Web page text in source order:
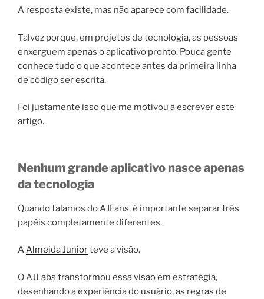
A resposta existe, mas não aparece com facilidade.
Talvez porque, em projetos de tecnologia, as pessoas
enxerguem apenas o aplicativo pronto. Pouca gente
conhece tudo o que acontece antes da primeira linha
de código ser escrita.
Foi justamente isso que me motivou a escrever este
artigo.
Nenhum grande aplicativo nasce apenas
da tecnologia
Quando falamos do AJFans, é importante separar três
papéis completamente diferentes.
AAlmeida Juniorteve a visão.
O AJLabs transformou essa visão em estratégia,
desenhando a experiência do usuário, as regras de